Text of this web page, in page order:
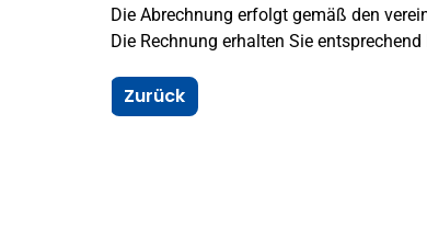
Die Abrechnung erfolgt gemäß den
Die Rechnung erhalten Sie
Zurück